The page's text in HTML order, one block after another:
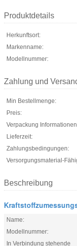
Produktdetails
Herkunftsort:
Markenname:
Modellnummer:
Zahlung und
Min Bestellmenge:
Preis:
Verpackung
Lieferzeit:
Zahlungsbedingungen:
Versorgungsmaterial-
Beschreibung
Name:
Modellnummer:
In Verbindung stehende